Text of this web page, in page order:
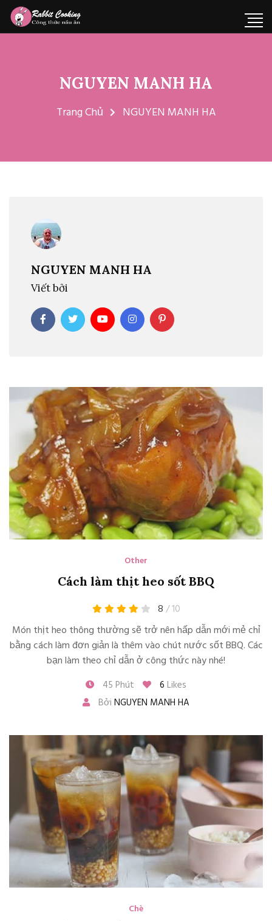
NGUYEN MANH HA
Trang Chủ NGUYEN MANH HA
NGUYEN MANH HA
Viết bởi
Other
Cách làm thịt heo sốt BBQ
8/ 10
Món thịt heo thông thường sẽ trở nên hấp dẫn mới mẻ chỉ
bằng cách làm đơn giản là thêm vào chút nước sốt BBQ. Các
bạn làm theo chỉ dẫn ở công thức này nhé!
45 Phút 6 Likes
Bởi NGUYEN MANH HA
Chè